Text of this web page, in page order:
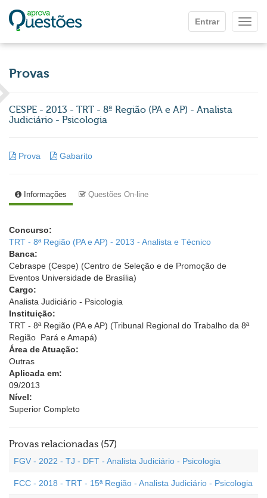
Entrar
Provas
CESPE - 2013 - TRT - 8ª Região (PA e AP) - Analista
Judiciário - Psicologia
Prova Gabarito
Informações Questões On-line
Concurso:
TRT - 8ª Região (PA e AP) - 2013 - Analista e Técnico
Banca:
Cebraspe (Cespe) (Centro de Seleção e de Promoção de
Eventos Universidade de Brasília)
Cargo:
Analista Judiciário - Psicologia
Instituição:
TRT - 8ª Região (PA e AP) (Tribunal Regional do Trabalho da 8ª
Região  Pará e Amapá)
Área de Atuação:
Outras
Aplicada em:
09/2013
Nível:
Superior Completo
Provas relacionadas (57)
FGV - 2022 - TJ - DFT - Analista Judiciário - Psicologia
FCC - 2018 - TRT - 15ª Região - Analista Judiciário - Psicologia